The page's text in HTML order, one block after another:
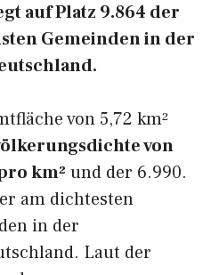
auf Platz 9.864 der
Gemeinden in der
von 5,72 km²
von
km² und der 6.990.
am dichtesten
in der
Laut der